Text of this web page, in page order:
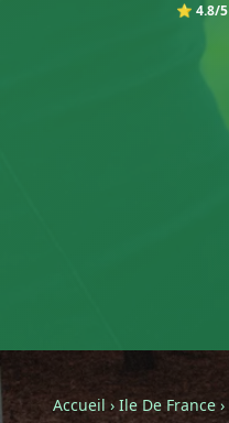
⭐ 4.8/5
Accueil › Ile De France ›